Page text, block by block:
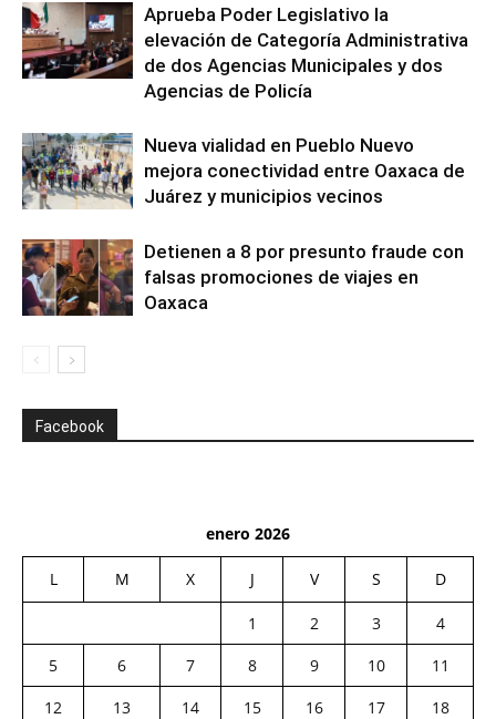
Aprueba Poder Legislativo la
elevación de Categoría Administrativa
de dos Agencias Municipales y dos
Agencias de Policía
Nueva vialidad en Pueblo Nuevo
mejora conectividad entre Oaxaca de
Juárez y municipios vecinos
Detienen a 8 por presunto fraude con
falsas promociones de viajes en
Oaxaca
Facebook
enero 2026
L M X J V S D
1 2 3
4
5
6 7 8 9 10
11
12
13 14 15 16 17
18